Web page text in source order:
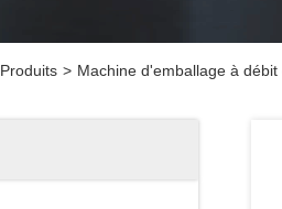
Produits > Machine d'emballage à